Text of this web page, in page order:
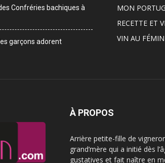
Confréries bachiques à
garçons adorent
MON
RECETTE ET
VIN AU
À PROPOS
Arrière petite-fille de
grand’mère qui a initié dès
gustatives et fait naître en